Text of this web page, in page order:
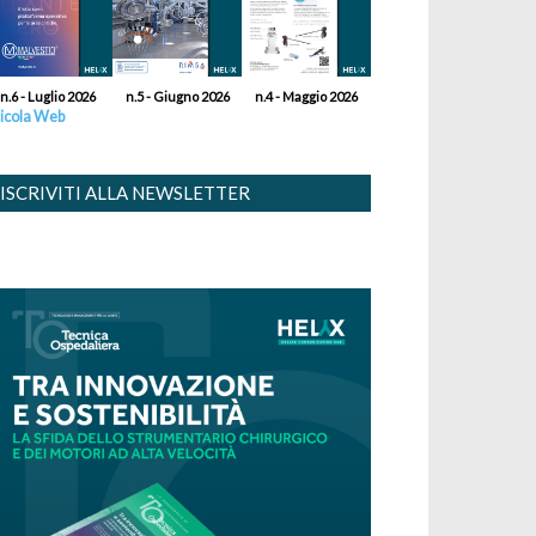
n.6 - Luglio 2026 n.5 - Giugno 2026 n.4 - Maggio 2026
Web
ISCRIVITI ALLA NEWSLETTER